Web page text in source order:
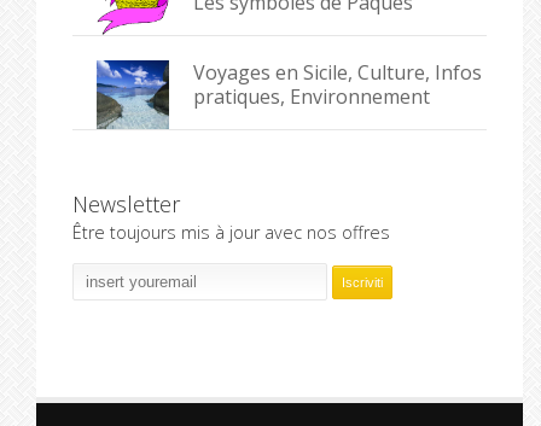
Voyages en Sicile, Culture, Infos
pratiques, Environnement
Newsletter
Être toujours mis à jour avec nos offres